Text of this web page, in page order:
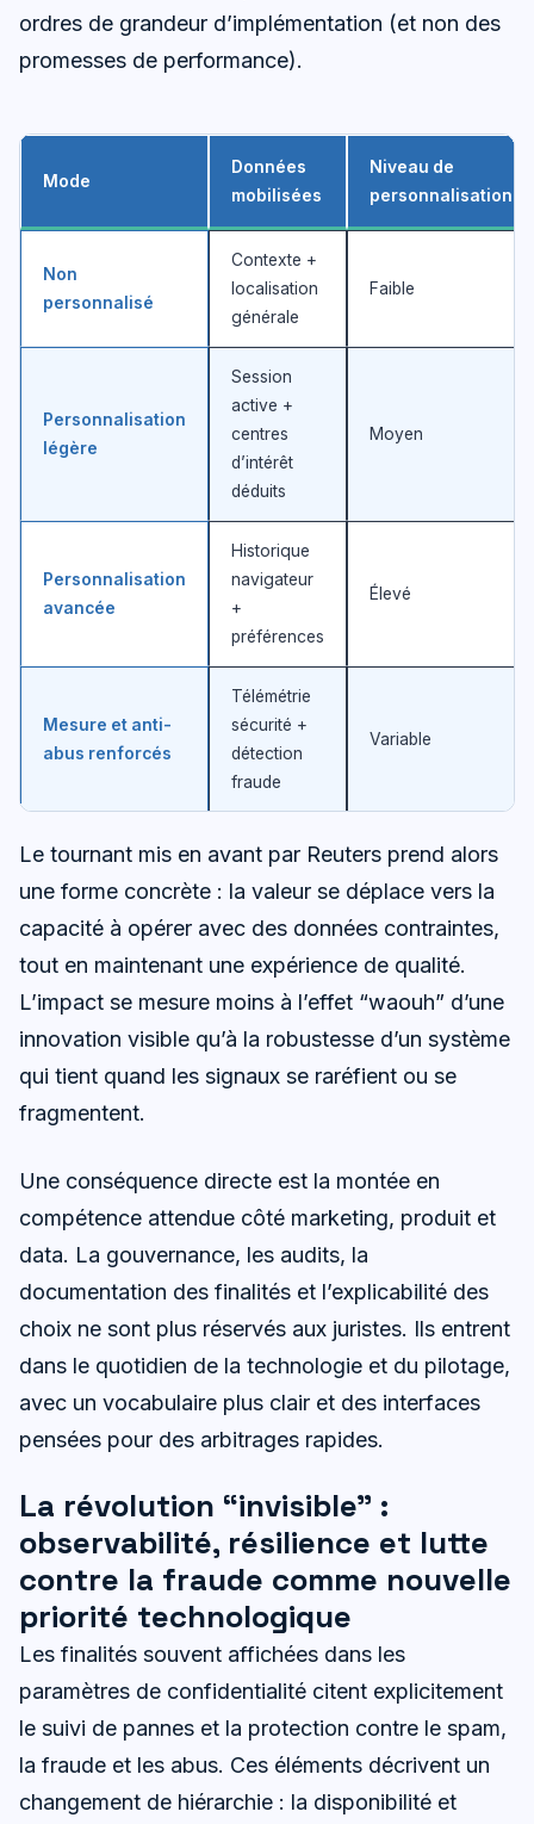
ordres de grandeur d’implémentation (et non des
promesses de performance).
Mode
Données
mobilisées
Niveau de
personnalisation
Non
personnalisé
Contexte +
localisation
générale
Faible
Personnalisation
légère
Session
active +
centres
d’intérêt
déduits
Moyen
Personnalisation
avancée
Historique
navigateur
+
préférences
Élevé
Mesure et anti-
abus renforcés
Télémétrie
sécurité +
détection
fraude
Variable
Le tournant mis en avant par Reuters prend alors
une forme concrète : la valeur se déplace vers la
capacité à opérer avec des données contraintes,
tout en maintenant une expérience de qualité.
L’impact se mesure moins à l’effet “waouh” d’une
innovation visible qu’à la robustesse d’un système
qui tient quand les signaux se raréfient ou se
fragmentent.
Une conséquence directe est la montée en
compétence attendue côté marketing, produit et
data. La gouvernance, les audits, la
documentation des finalités et l’explicabilité des
choix ne sont plus réservés aux juristes. Ils entrent
dans le quotidien de la technologie et du pilotage,
avec un vocabulaire plus clair et des interfaces
pensées pour des arbitrages rapides.
La révolution “invisible” :
observabilité, résilience et lutte
contre la fraude comme nouvelle
priorité technologique
Les finalités souvent affichées dans les
paramètres de confidentialité citent explicitement
le suivi de pannes et la protection contre le spam,
la fraude et les abus. Ces éléments décrivent un
changement de hiérarchie : la disponibilité et